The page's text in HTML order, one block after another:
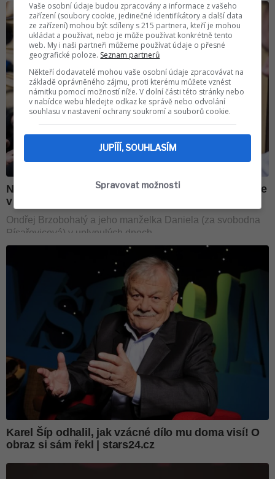
Vaše osobní údaje budou zpracovány a informace z vašeho
zařízení (soubory cookie, jedinečné identifikátory a další data
ze zařízení) mohou být sdíleny s 215 partnera, kteří je mohou
ukládat a používat, nebo je může používat konkrétně tento
web. My i naši partneři můžeme používat údaje o přesné
geografické poloze. Seznam partnerů
Někteří dodavatelé mohou vaše osobní údaje zpracovávat na
základě oprávněného zájmu, proti kterému můžete vznést
námitku pomocí možností níže. V dolní části této stránky nebo
v nabídce webu hledejte odkaz ke správě nebo odvolání
souhlasu v nastavení ochrany soukromí a souborů cookie.
JUPÍÍÍ, SOUHLASÍM
Spravovat možnosti